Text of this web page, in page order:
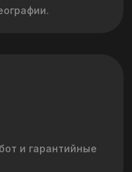
и гарантийные